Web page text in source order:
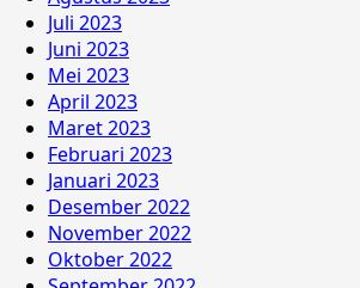
Juli 2023
Juni 2023
Mei 2023
April 2023
Maret 2023
Februari 2023
Januari 2023
Desember 2022
November 2022
Oktober 2022